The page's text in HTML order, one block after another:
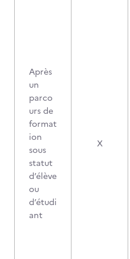
Après
un
parco
urs de
format
ion
sous
statut
d’élève
ou
d’étudi
ant
X